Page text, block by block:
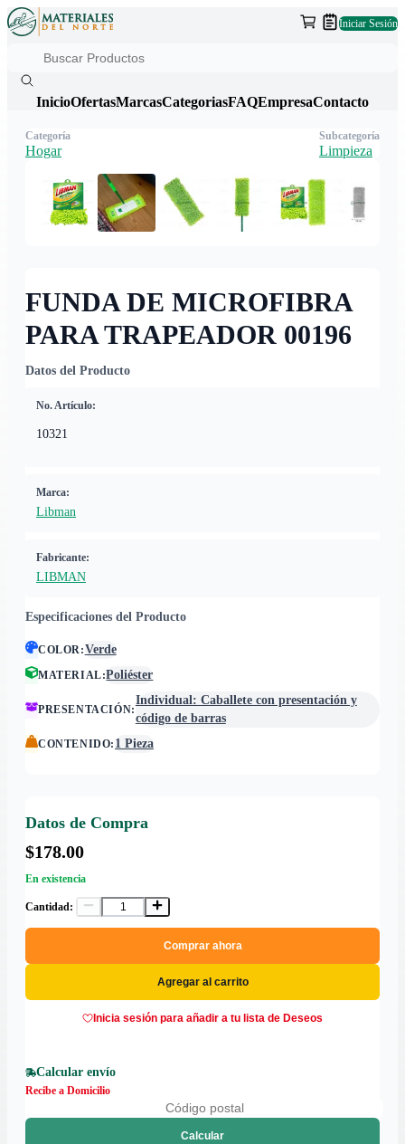
Iniciar Sesión
InicioOfertasMarcasCategoriasFAQEmpresaContacto
FUNDA DE MICROFIBRA
PARA TRAPEADOR 00196
Datos del Producto
No. Artículo:
10321
Marca:
Libman
Fabricante:
LIBMAN
Especificaciones del Producto
COLOR:Verde
MATERIAL:Poliéster
PRESENTACIÓN:
Individual: Caballete con presentación y
código de barras
CONTENIDO: 1 Pieza
Datos de Compra
$178.00
En existencia
Cantidad:
Comprar ahora
Agregar al carrito
Inicia sesión para añadir a tu lista de Deseos
Calcular envío
Recibe a Domicilio
Calcular
Categoría
Hogar
Subcategoría
Limpieza